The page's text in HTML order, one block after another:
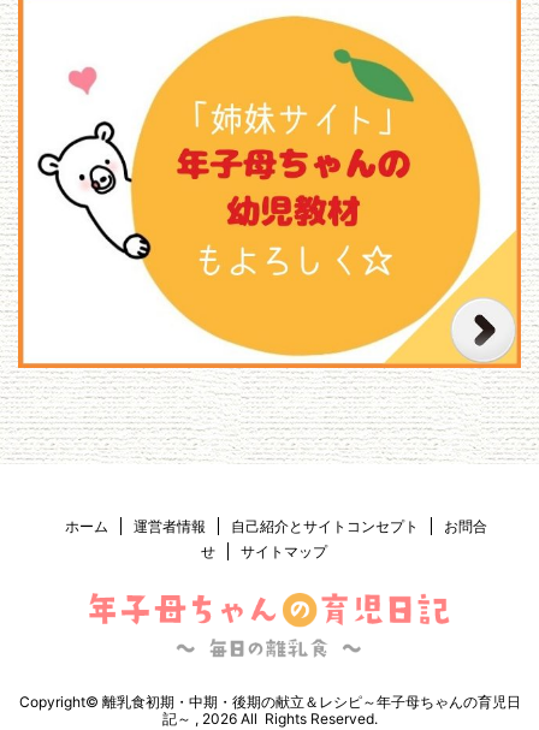
ホーム 運営者情報 自己紹介とサイトコンセプト
お問合
せ
サイトマップ
Copyright© 離乳食初期・中期・後期の献立＆レシピ～年子母ちゃんの育児日
記～ , 2026 All Rights Reserved.